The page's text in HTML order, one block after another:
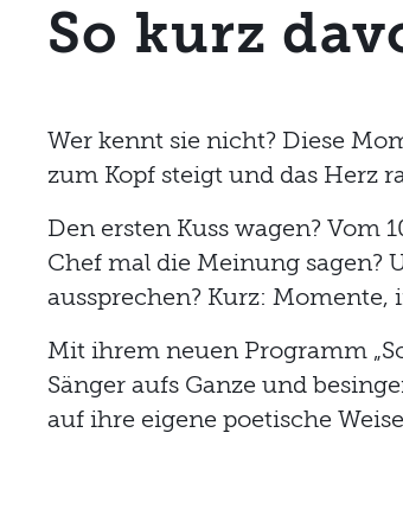
So kurz
Wer kennt sie nicht? Diese
zum Kopf steigt und das Herz
Den ersten Kuss wagen? Vom
Chef mal die Meinung sagen?
aussprechen? Kurz: Momente,
Mit ihrem neuen Programm
Sänger aufs Ganze und
auf ihre eigene poetische